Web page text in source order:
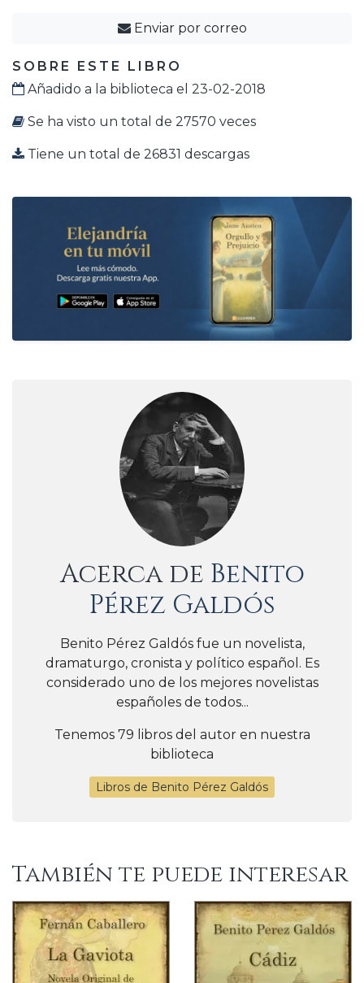
Enviar por correo
SOBRE ESTE LIBRO
Añadido a la biblioteca el 23-02-2018
Se ha visto un total de 27570 veces
Tiene un total de 26831 descargas
Acerca de Benito
Pérez Galdós
Benito Pérez Galdós fue un novelista,
dramaturgo, cronista y político español. Es
considerado uno de los mejores novelistas
españoles de todos...
Tenemos 79 libros del autor en nuestra
biblioteca
Libros de Benito Pérez Galdós
También te puede interesar